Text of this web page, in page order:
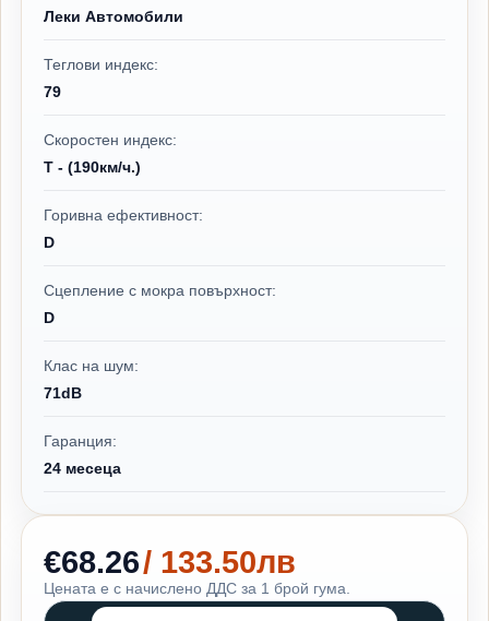
Леки Автомобили
Теглови индекс:
79
Скоростен индекс:
T - (190км/ч.)
Горивна ефективност:
D
Сцепление с мокра повърхност:
D
Клас на шум:
71dB
Гаранция:
24 месеца
€68.26/ 133.50лв
Цената е с начислено ДДС за 1 брой гума.